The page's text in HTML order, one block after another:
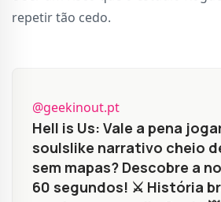
repetir tão cedo.
@geekinout.pt
Hell is Us: Vale a pena
soulslike narrativo cheio
sem mapas? Descobre a
60 segundos! ⚔️ História